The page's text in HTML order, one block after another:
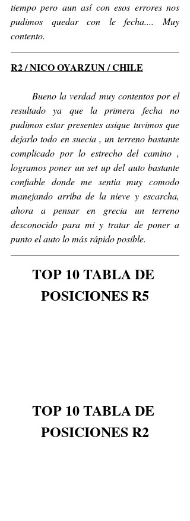
tiempo pero aun así con esos errores nos
pudimos quedar con le fecha.... Muy
contento.
R2 / NICO OYARZUN / CHILE
       Bueno la verdad muy contentos por el
resultado ya que la primera fecha no
pudimos estar presentes asique tuvimos que
dejarlo todo en suecia , un terreno bastante
complicado por lo estrecho del camino ,
logramos poner un set up del auto bastante
confiable donde me sentia muy comodo
manejando arriba de la nieve y escarcha,
ahora a pensar en grecia un terreno
desconocido para mi y tratar de poner a
punto el auto lo más rápido posible.
TOP 10 TABLA DE
POSICIONES R5
TOP 10 TABLA DE
POSICIONES R2